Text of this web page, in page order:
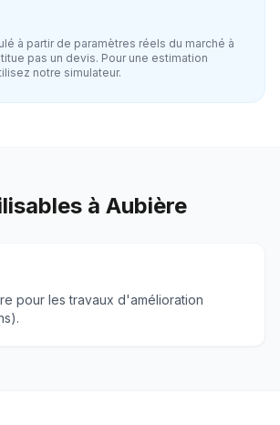
à partir de paramètres réels du marché à
pas un devis. Pour une estimation
notre simulateur.
à Aubière
pour les travaux d'amélioration